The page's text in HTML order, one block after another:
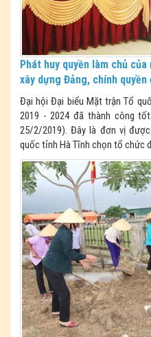
Phát huy quyền làm chủ
xây dựng Đảng, chính quyền
Đại hội Đại biểu Mặt trận Tổ
2019 - 2024 đã thành công
25/2/2019). Đây là đơn vị
quốc tỉnh Hà Tĩnh chọn tổ chức